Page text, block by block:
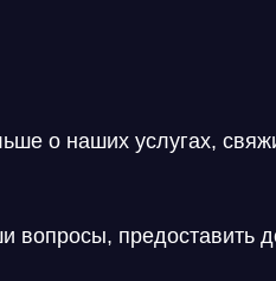
о наших услугах,
вопросы,